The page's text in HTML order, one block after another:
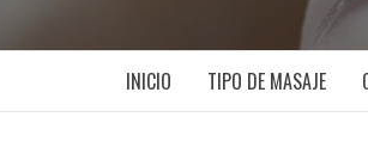
INICIO TIPO DE MASAJE